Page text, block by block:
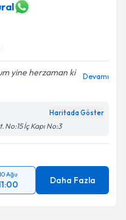
yine herzaman ki
Devamı
Haritada Göster
İç Kapı No:3
Ağu
Daha Fazla